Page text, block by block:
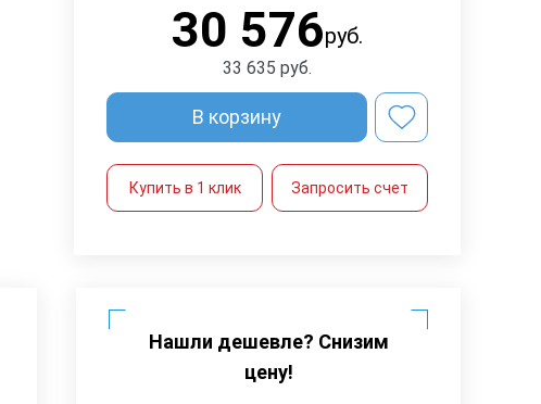
30 576руб.
33 635руб.
В корзину
Купить в 1 клик Запросить счет
Нашли дешевле? Снизим
цену!